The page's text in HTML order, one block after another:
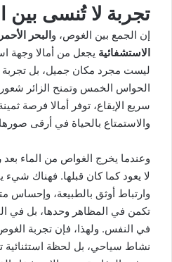
تجربة لا تُنسى بين
إن الجمع بين الغوص، والبحر الأحمر
الاستشفائية يجعل من أمالا وجهة
ليست مجرد مكان جميل، بل تجربة
الحواس الخمس وتمنح الزائر
سريع الإيقاع، توفر أمالا فرصة
والاستمتاع بالحياة في أرقى
وعندما يخرج الغواص من الماء بعد
لا يعود كما كان قبلها. فهناك شيء
وارتباط أوثق بالطبيعة، وإحساس
تكمن في المظاهر وحدها، بل في
في النفس. ولهذا، فإن تجربة
نشاط سياحي، بل لحظة استثنائية